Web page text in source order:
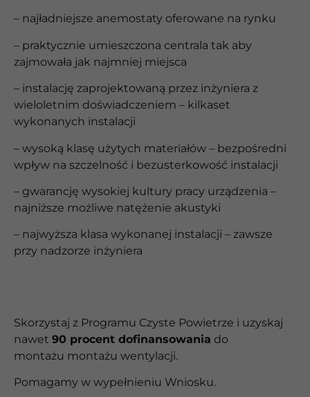
– najładniejsze anemostaty oferowane na rynku
– praktycznie umieszczona centrala tak aby
zajmowała jak najmniej miejsca
– instalację zaprojektowaną przez inżyniera z
wieloletnim doświadczeniem – kilkaset
wykonanych instalacji
– wysoką klasę użytych materiałów – bezpośredni
wpływ na szczelność i bezusterkowość instalacji
– gwarancję wysokiej kultury pracy urządzenia –
najniższe możliwe natężenie akustyki
– najwyższa klasa wykonanej instalacji – zawsze
przy nadzorze inżyniera
Skorzystaj z Programu Czyste Powietrze i uzyskaj
nawet 90 procent dofinansowania do
montażu montażu wentylacji.
Pomagamy w wypełnieniu Wniosku.